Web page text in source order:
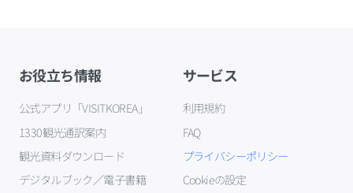
お役立ち情報
公式アプリ「VISITKOREA」
1330観光通訳案内
観光資料ダウンロード
デジタルブック／電子書籍
サービス
利用規約
FAQ
プライバシーポリシー
Cookieの設定